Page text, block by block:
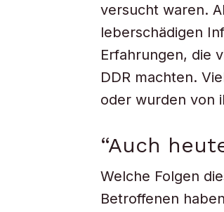
versucht waren.
leberschädigen
Erfahrungen, die
DDR machten.
oder wurden von
“Auch
Welche Folgen
Betroffenen